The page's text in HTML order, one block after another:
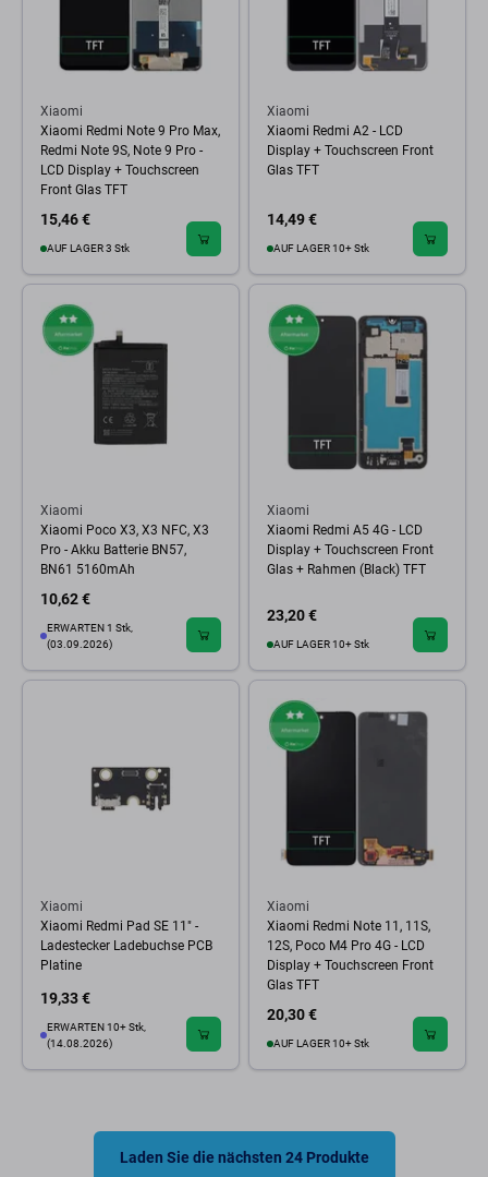
Xiaomi
Xiaomi Redmi Note 9 Pro Max,
Redmi Note 9S, Note 9 Pro -
LCD Display + Touchscreen
Front Glas TFT
15,46 €
AUF LAGER 3 Stk
Xiaomi
Xiaomi Redmi A2 - LCD
Display + Touchscreen Front
Glas TFT
14,49 €
AUF LAGER 10+ Stk
Xiaomi
Xiaomi Poco X3, X3 NFC, X3
Pro - Akku Batterie BN57,
BN61 5160mAh
10,62 €
ERWARTEN 1 Stk,
(03.09.2026)
Xiaomi
Xiaomi Redmi A5 4G - LCD
Display + Touchscreen Front
Glas + Rahmen (Black) TFT
23,20 €
AUF LAGER 10+ Stk
Xiaomi
Xiaomi Redmi Pad SE 11" -
Ladestecker Ladebuchse PCB
Platine
19,33 €
ERWARTEN 10+ Stk,
(14.08.2026)
Xiaomi
Xiaomi Redmi Note 11, 11S,
12S, Poco M4 Pro 4G - LCD
Display + Touchscreen Front
Glas TFT
20,30 €
AUF LAGER 10+ Stk
Laden Sie die nächsten 24 Produkte